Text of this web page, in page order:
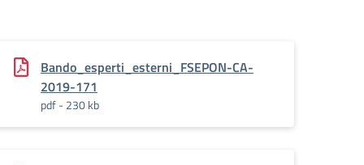
Bando_esperti_esterni_FSEPON-CA-
2019-171
pdf - 230 kb